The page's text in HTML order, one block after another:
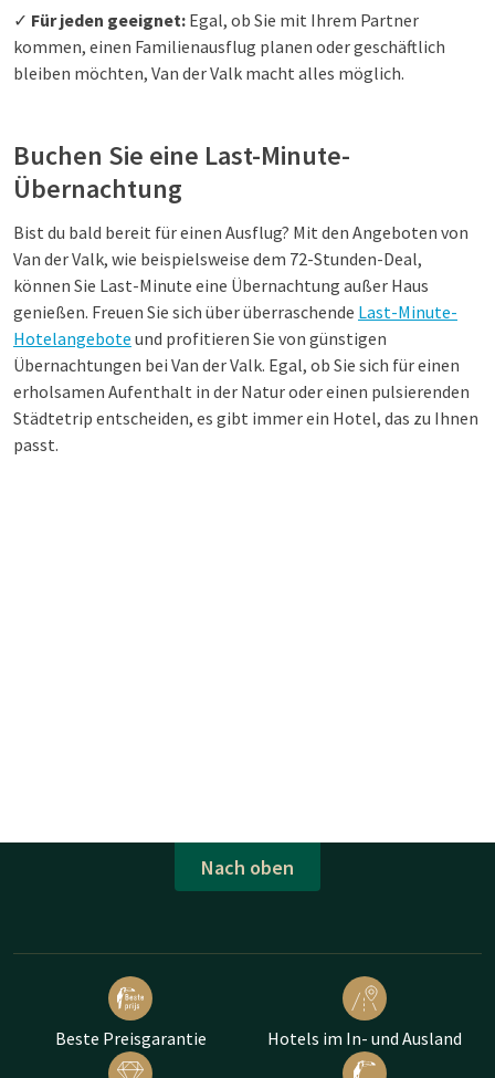
✓ Für jeden geeignet: Egal, ob Sie mit Ihrem Partner
kommen, einen Familienausflug planen oder geschäftlich
bleiben möchten, Van der Valk macht alles möglich.
Buchen Sie eine Last-Minute-
Übernachtung
Bist du bald bereit für einen Ausflug? Mit den Angeboten von
Van der Valk, wie beispielsweise dem 72-Stunden-Deal,
können Sie Last-Minute eine Übernachtung außer Haus
genießen. Freuen Sie sich über überraschende Last-Minute-
Hotelangebote und profitieren Sie von günstigen
Übernachtungen bei Van der Valk. Egal, ob Sie sich für einen
erholsamen Aufenthalt in der Natur oder einen pulsierenden
Städtetrip entscheiden, es gibt immer ein Hotel, das zu Ihnen
passt.
Nach oben
Beste Preisgarantie Hotels im In- und Ausland